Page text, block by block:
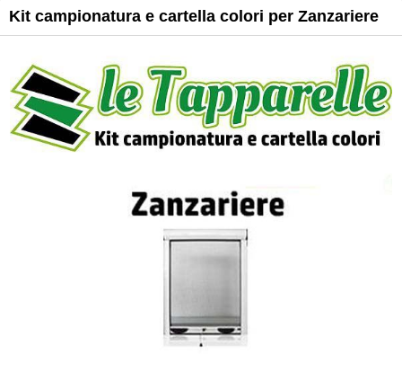
Kit campionatura e cartella colori per Zanzariere